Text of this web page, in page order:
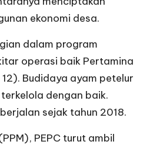
ekonomi desa.
dalam program
operasi baik Pertamina
Budidaya ayam petelur
dengan baik.
sejak tahun 2018.
PEPC turut ambil